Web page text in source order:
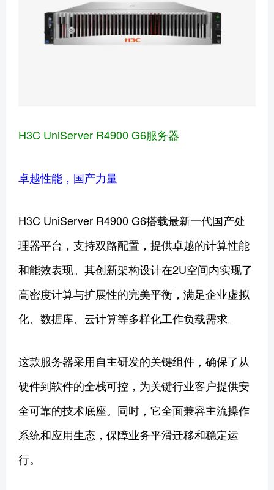
H3C UniServer R4900 G6服务器
卓越性能，国产力量
H3C UniServer R4900 G6搭载最新一代国产处
理器平台，支持双路配置，提供卓越的计算性能
和能效表现。其创新架构设计在2U空间内实现了
高密度计算与扩展性的完美平衡，满足企业虚拟
化、数据库、云计算等多样化工作负载需求。
这款服务器采用自主研发的关键组件，确保了从
硬件到软件的全栈可控，为关键行业客户提供安
全可靠的技术底座。同时，它全面兼容主流操作
系统和应用生态，保障业务平滑迁移和稳定运
行。